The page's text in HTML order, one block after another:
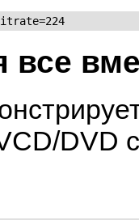
все
DVD